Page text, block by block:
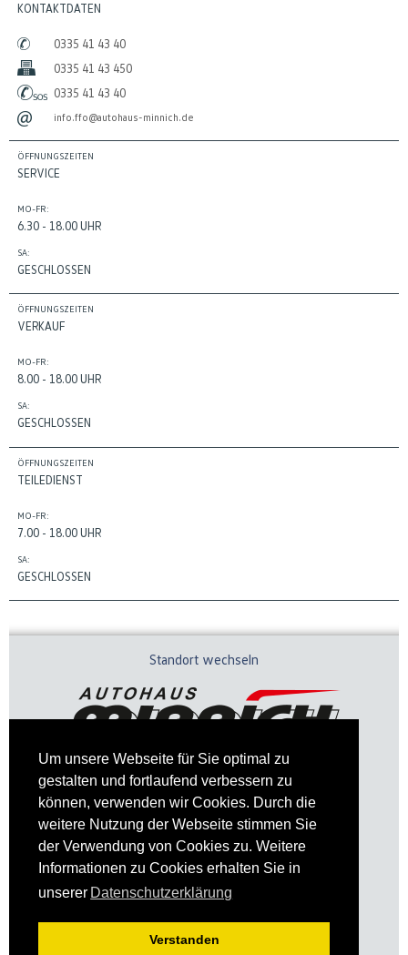
Um unsere Webseite für Sie optimal zu
gestalten und fortlaufend verbessern zu
können, verwenden wir Cookies. Durch die
weitere Nutzung der Webseite stimmen Sie
der Verwendung von Cookies zu. Weitere
Informationen zu Cookies erhalten Sie in
unserer Datenschutzerklärung
Verstanden
KONTAKTDATEN
0335 41 43 40
0335 41 43 450
0335 41 43 40
info.ffo@autohaus-minnich.de
ÖFFNUNGSZEITEN
SERVICE
MO-FR:
6.30 - 18.00 UHR
SA:
GESCHLOSSEN
ÖFFNUNGSZEITEN
VERKAUF
MO-FR:
8.00 - 18.00 UHR
SA:
GESCHLOSSEN
ÖFFNUNGSZEITEN
TEILEDIENST
MO-FR:
7.00 - 18.00 UHR
SA:
GESCHLOSSEN
Standort wechseln
Impressum Datenschutz